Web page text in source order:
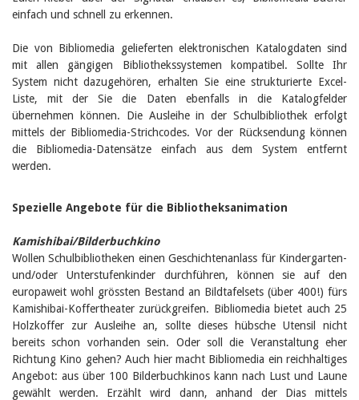
einfach und schnell zu erkennen.
Die von Bibliomedia gelieferten elektronischen Katalogdaten sind
mit allen gängigen Bibliothekssystemen kompatibel. Sollte Ihr
System nicht dazugehören, erhalten Sie eine strukturierte Excel-
Liste, mit der Sie die Daten ebenfalls in die Katalogfelder
übernehmen können. Die Ausleihe in der Schulbibliothek erfolgt
mittels der Bibliomedia-Strichcodes. Vor der Rücksendung können
die Bibliomedia-Datensätze einfach aus dem System entfernt
werden.
Spezielle Angebote für die Bibliotheksanimation
Kamishibai/Bilderbuchkino
Wollen Schulbibliotheken einen Geschichtenanlass für Kindergarten-
und/oder Unterstufenkinder durchführen, können sie auf den
europaweit wohl grössten Bestand an Bildtafelsets (über 400!) fürs
Kamishibai-Koffertheater zurückgreifen. Bibliomedia bietet auch 25
Holzkoffer zur Ausleihe an, sollte dieses hübsche Utensil nicht
bereits schon vorhanden sein. Oder soll die Veranstaltung eher
Richtung Kino gehen? Auch hier macht Bibliomedia ein reichhaltiges
Angebot: aus über 100 Bilderbuchkinos kann nach Lust und Laune
gewählt werden. Erzählt wird dann, anhand der Dias mittels